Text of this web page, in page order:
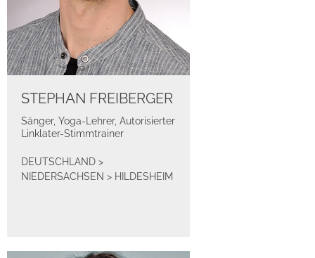
STEPHAN FREIBERGER
Sänger, Yoga-Lehrer, Autorisierter
Linklater-Stimmtrainer
DEUTSCHLAND >
NIEDERSACHSEN > HILDESHEIM